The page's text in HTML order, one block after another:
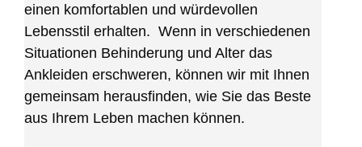
einen komfortablen und würdevollen
Lebensstil erhalten. Wenn in verschiedenen
Situationen Behinderung und Alter das
Ankleiden erschweren, können wir mit Ihnen
gemeinsam herausfinden, wie Sie das Beste
aus Ihrem Leben machen können.